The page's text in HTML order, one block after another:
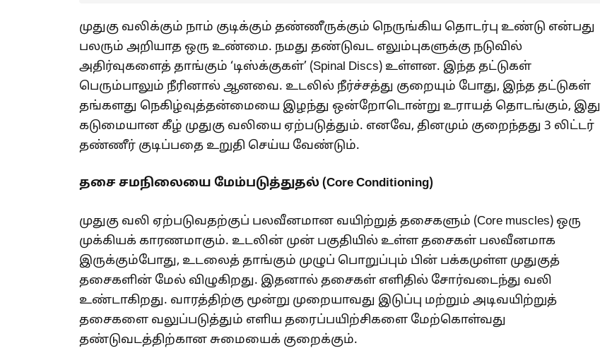
முதுகு வலிக்கும் நாம் குடிக்கும் தண்ணீருக்கும் நெருங்கிய தொடர்பு உண்டு என்பது
பலரும் அறியாத ஒரு உண்மை. நமது தண்டுவட எலும்புகளுக்கு நடுவில்
அதிர்வுகளைத் தாங்கும் ‘டிஸ்க்குகள்’ (Spinal Discs) உள்ளன. இந்த தட்டுகள்
பெரும்பாலும் நீரினால் ஆனவை. உடலில் நீர்ச்சத்து குறையும் போது, இந்த தட்டுகள்
தங்களது நெகிழ்வுத்தன்மையை இழந்து ஒன்றோடொன்று உராயத் தொடங்கும், இது
கடுமையான கீழ் முதுகு வலியை ஏற்படுத்தும். எனவே, தினமும் குறைந்தது 3 லிட்டர்
தண்ணீர் குடிப்பதை உறுதி செய்ய வேண்டும்.
தசை சமநிலையை மேம்படுத்துதல் (Core Conditioning)
முதுகு வலி ஏற்படுவதற்குப் பலவீனமான வயிற்றுத் தசைகளும் (Core muscles) ஒரு
முக்கியக் காரணமாகும். உடலின் முன் பகுதியில் உள்ள தசைகள் பலவீனமாக
இருக்கும்போது, உடலைத் தாங்கும் முழுப் பொறுப்பும் பின் பக்கமுள்ள முதுகுத்
தசைகளின் மேல் விழுகிறது. இதனால் தசைகள் எளிதில் சோர்வடைந்து வலி
உண்டாகிறது. வாரத்திற்கு மூன்று முறையாவது இடுப்பு மற்றும் அடிவயிற்றுத்
தசைகளை வலுப்படுத்தும் எளிய தரைப்பயிற்சிகளை மேற்கொள்வது
தண்டுவடத்திற்கான சுமையைக் குறைக்கும்.